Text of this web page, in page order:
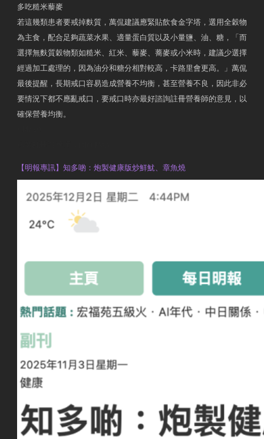
多吃糙米藜麥
若這幾類患者要戒掉麩質，萬侃建議應緊貼飲食金字塔，選用全穀物
為主食，配合足夠蔬菜水果、適量蛋白質以及小量鹽、油、糖，「而
選擇無麩質穀物類如糙米、紅米、藜麥、蕎麥或小米時，建議少選擇
經過加工處理的，因為油分和糖分相對較高，卡路里會更高。」萬侃
最後提醒，長期戒口容易造成營養不均衡，甚至營養不良，因此非必
要情況下都不應亂戒口，要戒口時亦最好諮詢註冊營養師的意見，以
確保營養均衡。
【明報專訊】知多啲：炮製健康版炒鮮魷、章魚燒